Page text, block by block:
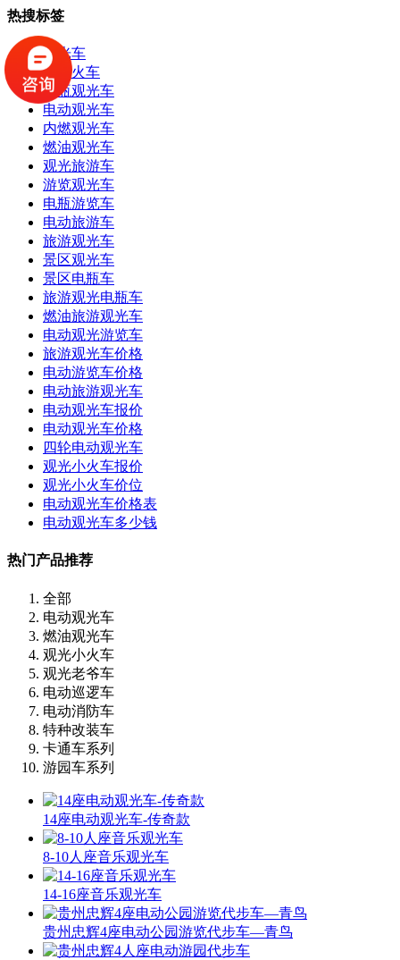
热搜标签
观光车
观光火车
电瓶观光车
电动观光车
内燃观光车
燃油观光车
观光旅游车
游览观光车
电瓶游览车
电动旅游车
旅游观光车
景区观光车
景区电瓶车
旅游观光电瓶车
燃油旅游观光车
电动观光游览车
旅游观光车价格
电动游览车价格
电动旅游观光车
电动观光车报价
电动观光车价格
四轮电动观光车
观光小火车报价
观光小火车价位
电动观光车价格表
电动观光车多少钱
热门产品推荐
全部
电动观光车
燃油观光车
观光小火车
观光老爷车
电动巡逻车
电动消防车
特种改装车
卡通车系列
游园车系列
14座电动观光车-传奇款
8-10人座音乐观光车
14-16座音乐观光车
贵州忠辉4座电动公园游览代步车—青鸟